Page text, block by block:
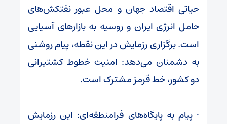
حیاتی اقتصاد جهان و محل عبور نفتکش‌های
حامل انرژی ایران و روسیه به بازارهای آسیایی
است. برگزاری رزمایش در این نقطه، پیام روشنی
به دشمنان می‌دهد: امنیت خطوط کشتیرانی
دو کشور، خط قرمز مشترک است.
· پیام به پایگاه‌های فرامنطقه‌ای: این رزمایش